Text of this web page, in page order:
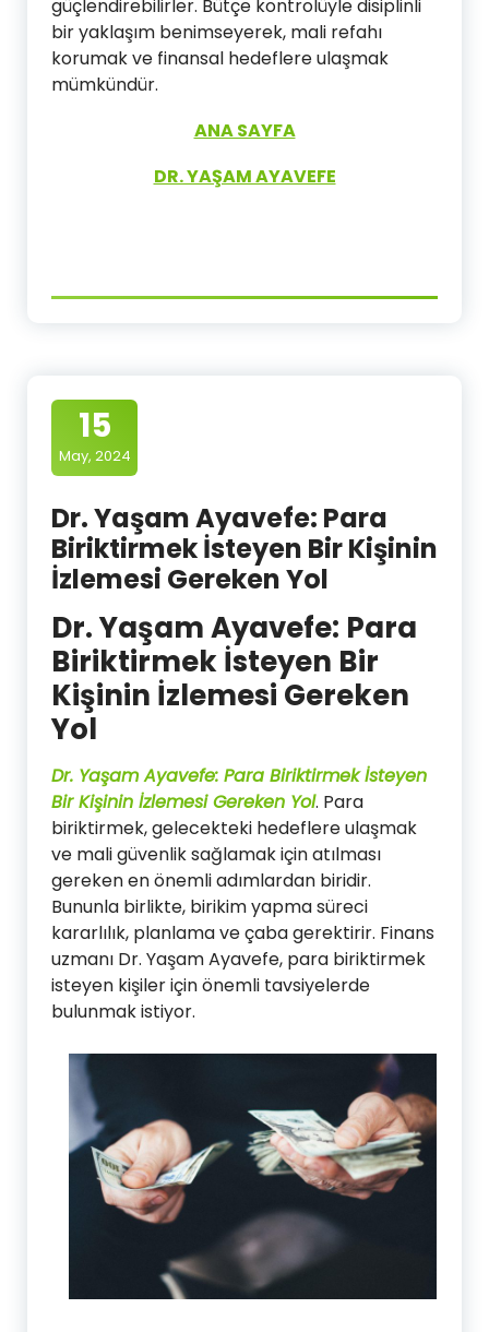
güçlendirebilirler. Bütçe kontrolüyle disiplinli
bir yaklaşım benimseyerek, mali refahı
korumak ve finansal hedeflere ulaşmak
mümkündür.
ANA SAYFA
DR. YAŞAM AYAVEFE
15
May, 2024
Dr. Yaşam Ayavefe: Para
Biriktirmek İsteyen Bir Kişinin
İzlemesi Gereken Yol
Dr. Yaşam Ayavefe: Para
Biriktirmek İsteyen Bir
Kişinin İzlemesi Gereken
Yol
Dr. Yaşam Ayavefe: Para Biriktirmek İsteyen
Bir Kişinin İzlemesi Gereken Yol. Para
biriktirmek, gelecekteki hedeflere ulaşmak
ve mali güvenlik sağlamak için atılması
gereken en önemli adımlardan biridir.
Bununla birlikte, birikim yapma süreci
kararlılık, planlama ve çaba gerektirir. Finans
uzmanı Dr. Yaşam Ayavefe, para biriktirmek
isteyen kişiler için önemli tavsiyelerde
bulunmak istiyor.